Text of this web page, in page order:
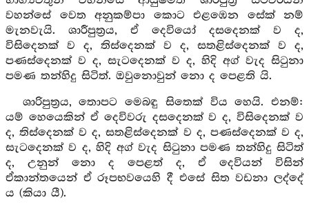
වහන්සේ වෙත අනුකම්පා කොට එළඹෙන සේක් නම්
මැනවැයි. ශාරීපුත්‍රය, ඒ දෙවියෝ දසදෙනක් ව ද,
විසිදෙනක් ව ද, තිස්දෙනක් ව ද, සතළිස්දෙනක් ව ද,
පණස්දෙනක් ව ද, සැටදෙනක් ව ද, හිදි අග් වැද සිටුනා
පමණ තන්හිදු සිටිත්. ඔවුනොවුන් නො ද පෙළති යි.
ශාරිපුත්‍රය, තොපට මෙබඳු සිතෙක් විය හෙයි. එනම්:
යම් හෙයෙකින් ඒ දෙවිවරු දසදෙනක් ව ද, විසිදෙනක් ව
ද, තිස්දෙනක් ව ද, සතළිස්දෙනක් ව ද, පණස්දෙනක් ව ද,
සැටදෙනක් ව ද, හිදි අග් වැද සිටුනා පමණ තන්හිදු සිටිත්
ද, උනුන් නො ද පෙළත් ද, ඒ දෙවියන් විසින්
ඒකාන්තයෙන් ඒ රූපභවයෙහි දී එසේ සිත වඩනා ලද්දේ
ය (කියා යී).